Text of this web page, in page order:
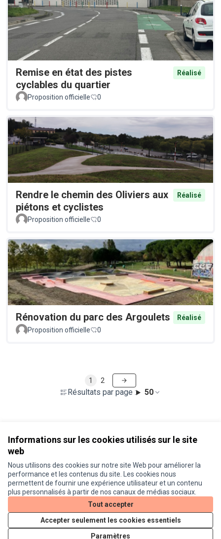
Informations sur les cookies utilisés sur le site
web
Nous utilisons des cookies sur notre site Web pour améliorer la
performance et les contenus du site. Les cookies nous
permettent de fournir une expérience utilisateur et un contenu
plus personnalisés à partir de nos canaux de médias sociaux.
Tout accepter
Accepter seulement les cookies essentiels
Paramètres
Remise en état des pistes
cyclables du quartier
Réalisé
Proposition officielle 0
Rendre le chemin des Oliviers aux
piétons et cyclistes
Réalisé
Proposition officielle 0
Rénovation du parc des Argoulets
Réalisé
Proposition officielle
0
Résultats par page : 50
1 2
Conditions d'utilisation
Paramètres des cookies
Je participe ! sur X
(Lien externe)
Je participe ! sur Facebook
Je participe ! sur Instagram
Licence
(Lien